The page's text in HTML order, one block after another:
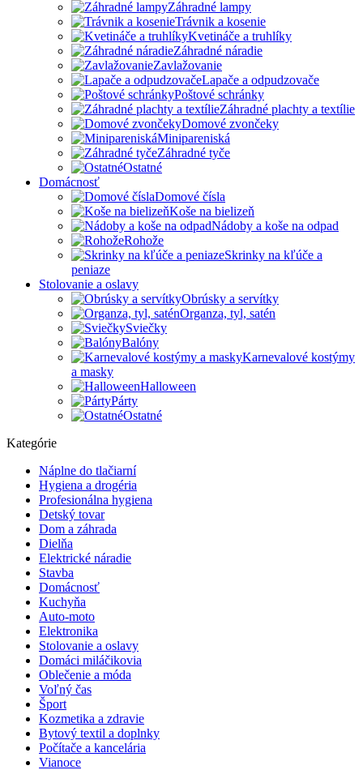
Záhradné lampy
Trávnik a kosenie
Kvetináče a truhlíky
Záhradné náradie
Zavlažovanie
Lapače a odpudzovače
Poštové schránky
Záhradné plachty a textílie
Domové zvončeky
Minipareniská
Záhradné tyče
Ostatné
Domácnosť
Domové čísla
Koše na bielizeň
Nádoby a koše na odpad
Rohože
Skrinky na kľúče a
peniaze
Stolovanie a oslavy
Obrúsky a servítky
Organza, tyl, satén
Sviečky
Balóny
Karnevalové kostýmy
a masky
Halloween
Párty
Ostatné
Kategórie
Náplne do tlačiarní
Hygiena a drogéria
Profesionálna hygiena
Detský tovar
Dom a záhrada
Dielňa
Elektrické náradie
Stavba
Domácnosť
Kuchyňa
Auto-moto
Elektronika
Stolovanie a oslavy
Domáci miláčikovia
Oblečenie a móda
Voľný čas
Šport
Kozmetika a zdravie
Bytový textil a doplnky
Počítače a kancelária
Vianoce